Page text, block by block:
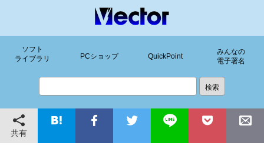
ソフト
ライブラリ
PCショップ QuickPoint
みんなの
電子署名
共有